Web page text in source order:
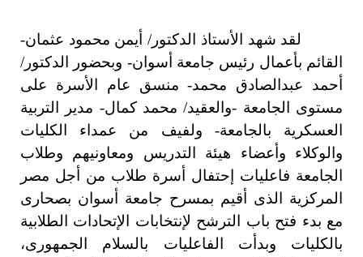
لقد شهد الأستاذ الدكتور/ أيمن محمود عثمان-
القائم بأعمال رئيس جامعة أسوان- وبحضور الدكتور/
أحمد عبدالصادق محمد- منسق عام الأسرة على
مستوى الجامعة -والعقيد/ محمد كمال- مدير التربية
العسكرية بالجامعة- ولفيف من عمداء الكليات
والوكلاء وأعضاء هيئة التدريس ومعاونيهم وطلاب
الجامعة فاعليات إحتفال أسرة طلاب من أجل مصر
المركزية الذى أقيم بمسرح جامعة أسوان بصحارى
مع بدء فتح باب الترشح لإنتخابات الإتحادات الطلابية
بالكليات وبدأت الفاعليات بالسلام الجمهورى،